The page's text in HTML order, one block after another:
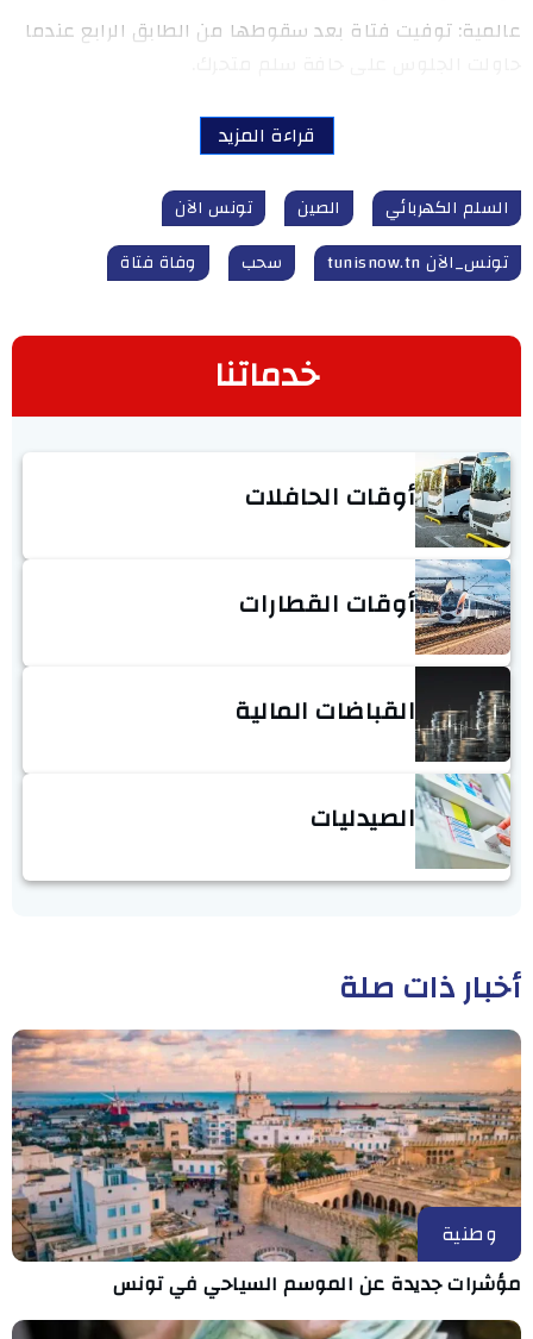
عالمية: توفيت فتاة بعد سقوطها من الطابق الرابع عندما
قراءة المزيد
السلم الكهربائي الصين
تونس الآن
تونس_الآن tunisnow.tn
سحب وفاة فتاة
خدماتنا
أوقات الحافلات
أوقات القطارات
القباضات المالية
الصيدليات
أخبار ذات صلة
وطنية
مؤشرات جديدة عن الموسم السياحي في تونس